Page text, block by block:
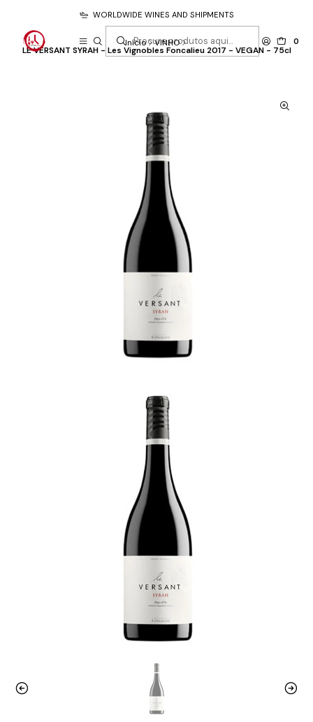
0
WORLDWIDE WINES AND SHIPMENTS
Início VINHO
LE VERSANT SYRAH - Les Vignobles Foncalieu 2017 - VEGAN - 75cl